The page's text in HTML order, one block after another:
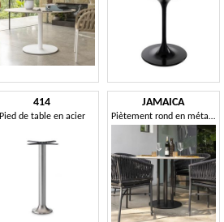
414
Pied de table en acier
JAMAICA
Piètement rond en métal pour tables de bar